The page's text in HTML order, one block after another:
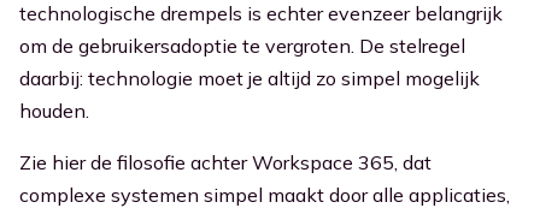
technologische drempels is echter evenzeer belangrijk
om de gebruikersadoptie te vergroten. De stelregel
daarbij: technologie moet je altijd zo simpel mogelijk
houden.
Zie hier de filosofie achter Workspace 365, dat
complexe systemen simpel maakt door alle applicaties,